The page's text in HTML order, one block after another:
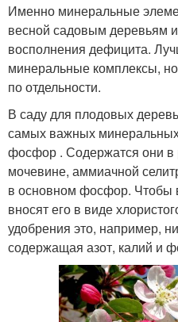
Именно минеральные
весной садовым деревьям
восполнения дефицита.
минеральные комплексы,
по отдельности.
В саду для плодовых
самых важных минеральных
фосфор . Содержатся они в
мочевине, аммиачной
в основном фосфор. Чтобы
вносят его в виде
удобрения это, например,
содержащая азот, калий и